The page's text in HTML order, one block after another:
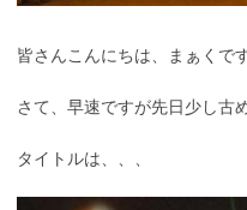
皆さんこんにちは、まぁくで
さて、早速ですが先日少し古
タイトルは、、、